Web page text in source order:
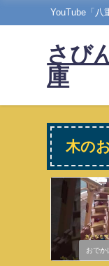
YouTube「八
さび
庫
木の
おでか